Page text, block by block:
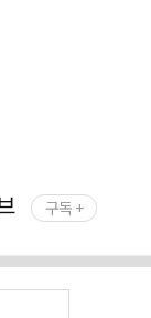
구독 +